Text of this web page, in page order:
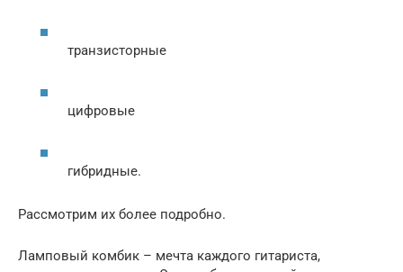
транзисторные
цифровые
гибридные.
Рассмотрим их более подробно.
Ламповый комбик – мечта каждого гитариста,